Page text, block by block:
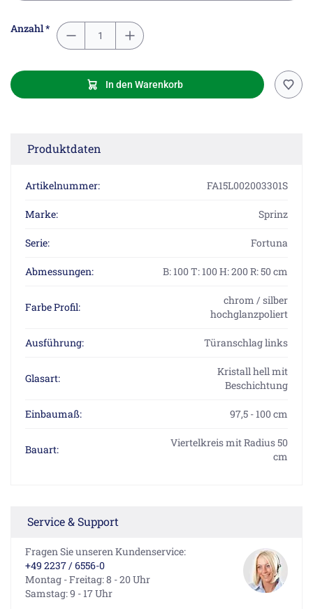
Anzahl *
In den Warenkorb
Produktdaten
Artikelnummer: FA15L002003301S
Marke: Sprinz
Serie: Fortuna
Abmessungen: B: 100 T: 100 H: 200 R: 50 cm
Farbe Profil:
chrom / silber
hochglanzpoliert
Ausführung: Türanschlag links
Glasart:
Kristall hell mit
Beschichtung
Einbaumaß: 97,5 - 100 cm
Bauart:
Viertelkreis mit Radius 50
cm
Service & Support
Fragen Sie unseren Kundenservice:
+49 2237 / 6556-0
Montag - Freitag: 8 - 20 Uhr
Samstag: 9 - 17 Uhr